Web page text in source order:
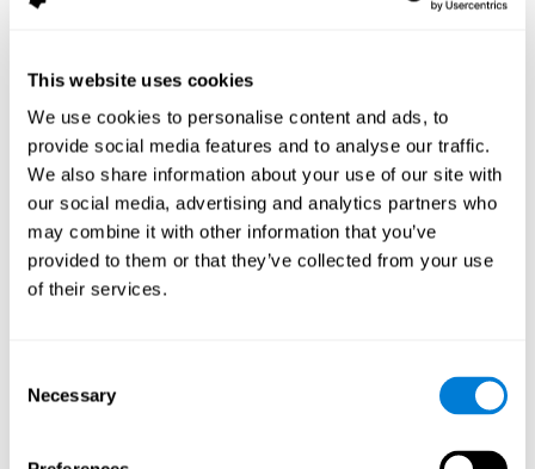
This website uses cookies
We use cookies to personalise content and ads, to
provide social media features and to analyse our traffic.
We also share information about your use of our site with
our social media, advertising and analytics partners who
may combine it with other information that you’ve
provided to them or that they’ve collected from your use
of their services.
Selection
Necessary
devrait être considéré comme un dispositif médical par la Food
Les Services n'est pas prévu pour fournir un diagnostic, pour
traiter, guérir ou empêcher toute maladie. Nous ne sommes pas
responsables de la précision, de la fiabilité, de l'accessibilité, de
l'efficacité ou de l'utilisation correcte des données que vous
recevez par l'intermédiaire des Services. En cas de doute, veuillez
contacter avec un professionnel qualifié car CogniFit ne fournit
pas ce type de service.
L'utilisation des Services ne doit pas remplacer votre bon
11. Politique de Copyright
ses utilisateurs qu'ils agissent de même. Conformément à sa